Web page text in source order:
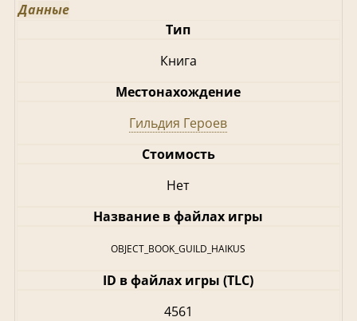
Данные
Тип
Книга
Местонахождение
Гильдия Героев
Стоимость
Нет
Название в файлах игры
OBJECT_BOOK_GUILD_HAIKUS
ID в файлах игры (TLC)
4561